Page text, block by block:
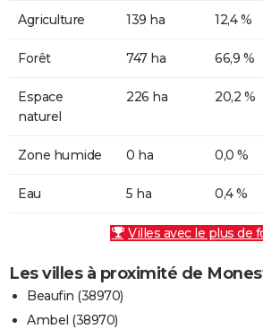
Agriculture 139 ha 12,4 %
Forêt 747 ha 66,9 %
Espace
naturel
226 ha 20,2 %
Zone humide 0 ha 0,0 %
Eau 5 ha 0,4 %
Villes avec le plus de
Les villes à proximité de
Beaufin (38970)
Ambel (38970)